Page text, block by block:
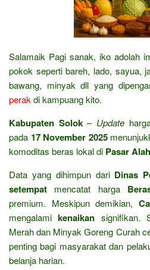
Salamaik Pagi sanak, iko adolah
pokok seperti bareh, lado, sayua,
bawang, minyak dll yang
perak di kampuang kito.
Kabupaten Solok– Update
pada 17 November 2025
komoditas beras lokal di Pasar
Data yang dihimpun dari Dinas
setempat mencatat harga
premium. Meskipun demikian,
mengalamikenaikan signifikan.
Merah dan Minyak Goreng Curah
penting bagi masyarakat dan
belanja harian.